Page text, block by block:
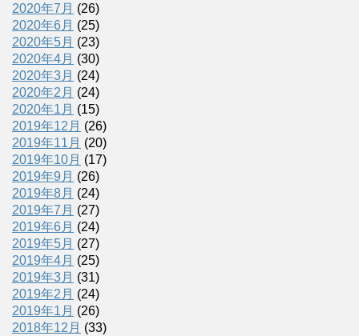
2020年7月 (26)
2020年6月 (25)
2020年5月 (23)
2020年4月 (30)
2020年3月 (24)
2020年2月 (24)
2020年1月 (15)
2019年12月 (26)
2019年11月 (20)
2019年10月 (17)
2019年9月 (26)
2019年8月 (24)
2019年7月 (27)
2019年6月 (24)
2019年5月 (27)
2019年4月 (25)
2019年3月 (31)
2019年2月 (24)
2019年1月 (26)
2018年12月 (33)